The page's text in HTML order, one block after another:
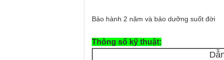
Bảo hành 2 năm và bảo dưỡng suốt đời
Thông số kỹ thuật: